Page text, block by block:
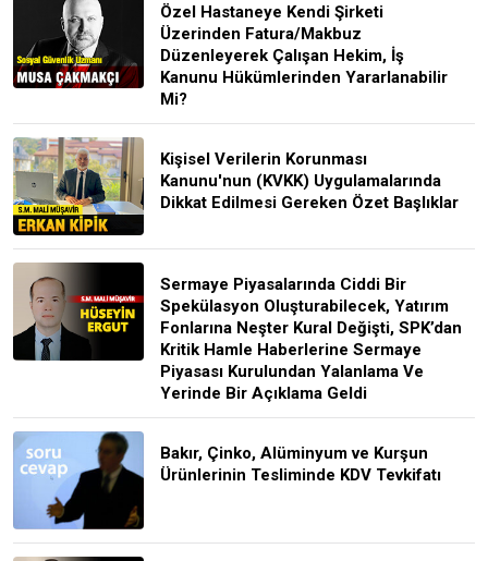
Özel Hastaneye Kendi Şirketi
Üzerinden Fatura/Makbuz
Düzenleyerek Çalışan Hekim, İş
Kanunu Hükümlerinden Yararlanabilir
Mi?
Kişisel Verilerin Korunması
Kanunu'nun (KVKK) Uygulamalarında
Dikkat Edilmesi Gereken Özet Başlıklar
Sermaye Piyasalarında Ciddi Bir
Spekülasyon Oluşturabilecek, Yatırım
Fonlarına Neşter Kural Değişti, SPK’dan
Kritik Hamle Haberlerine Sermaye
Piyasası Kurulundan Yalanlama Ve
Yerinde Bir Açıklama Geldi
Bakır, Çinko, Alüminyum ve Kurşun
Ürünlerinin Tesliminde KDV Tevkifatı